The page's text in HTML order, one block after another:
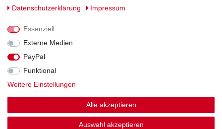
Barrierefreiheitserklärung
© Copyright 2026 | Alle Rechte vorbehalten.
Daten­schutz­erklärung
Impressum
Essenziell
Externe Medien
PayPal
Funktional
Weitere Einstellungen
Alle akzeptieren
Auswahl akzeptieren